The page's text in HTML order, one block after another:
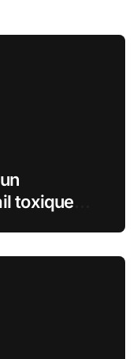
toxique